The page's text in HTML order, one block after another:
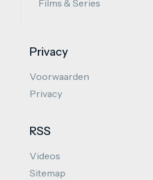
Films & Series
Privacy
Voorwaarden
Privacy
RSS
Videos
Sitemap